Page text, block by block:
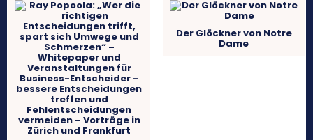
Der Glöckner von Notre
Dame